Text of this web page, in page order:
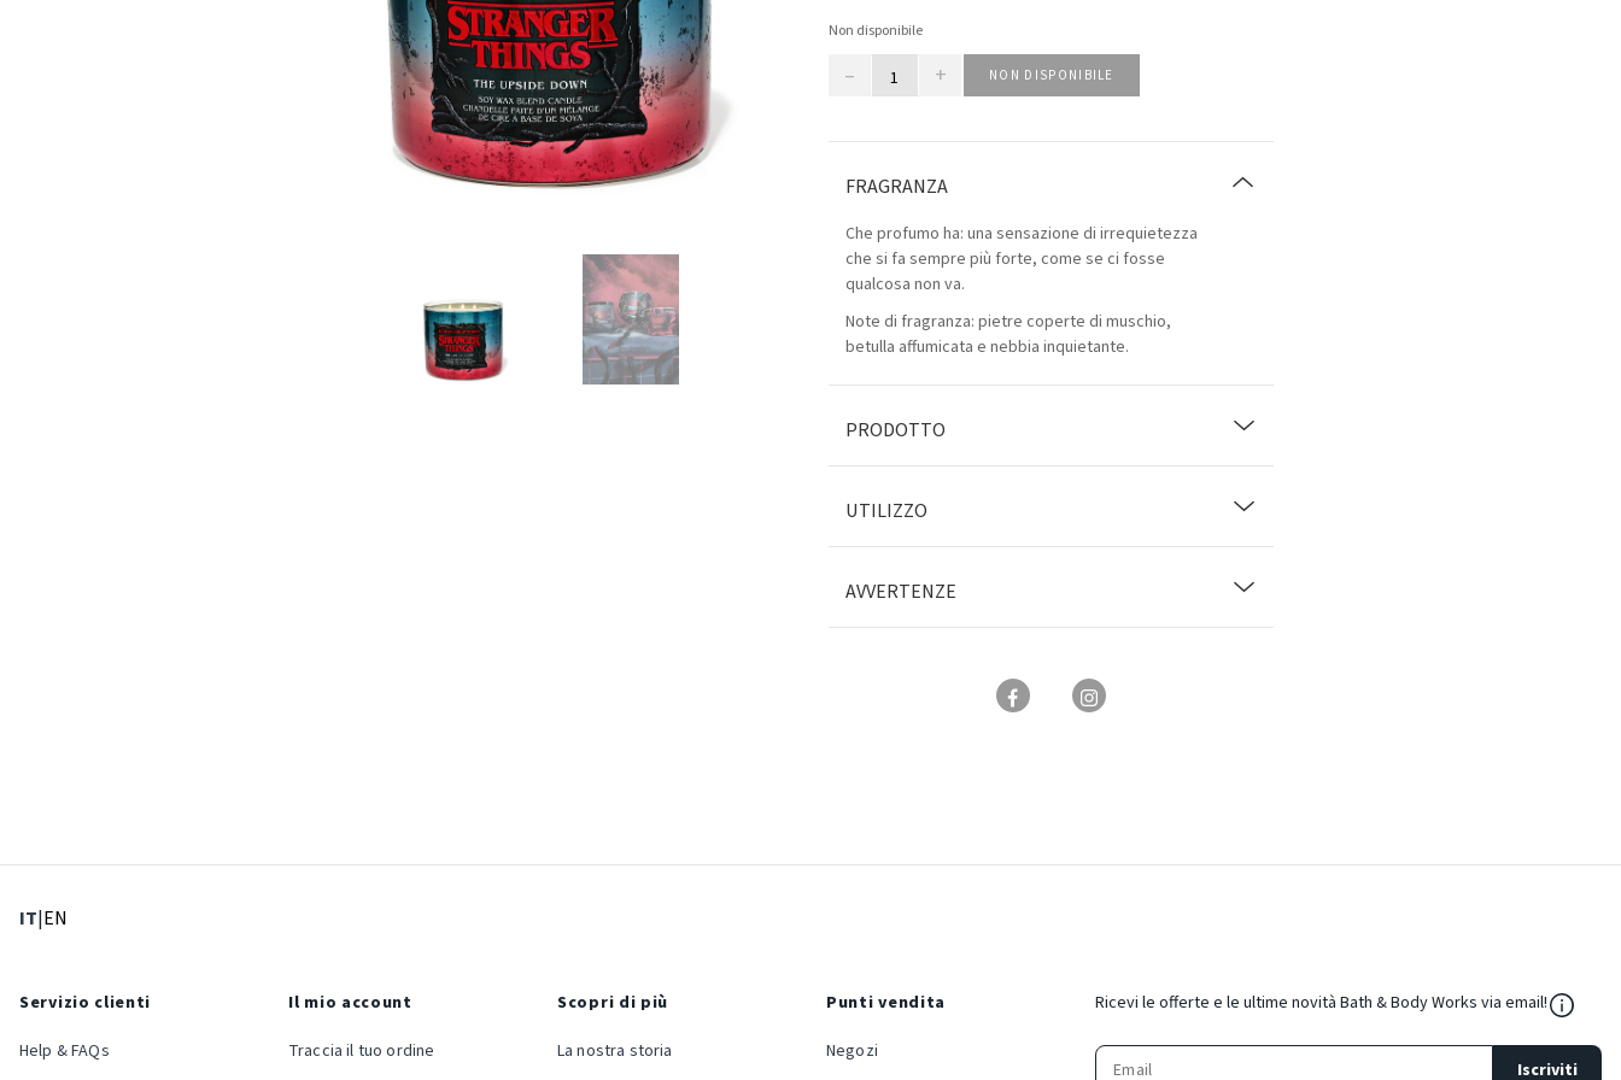
Non disponibile
– + NON DISPONIBILE
FRAGRANZA
Che profumo ha: una sensazione di irrequietezza
che si fa sempre più forte, come se ci fosse
qualcosa non va.
Note di fragranza: pietre coperte di muschio,
betulla affumicata e nebbia inquietante.
PRODOTTO
UTILIZZO
AVVERTENZE
IT: Lingua corrente
|EN
Servizio clienti
Help & FAQs
Il mio account
Traccia il tuo ordine
Scopri di più
La nostra storia
Punti vendita
Negozi
Ricevi le offerte e le ultime novità Bath & Body Works via email!
Iscriviti